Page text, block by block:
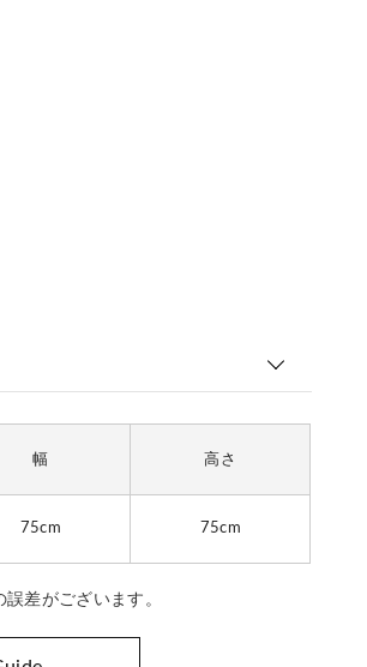
幅 高さ
75cm 75cm
差がございます。